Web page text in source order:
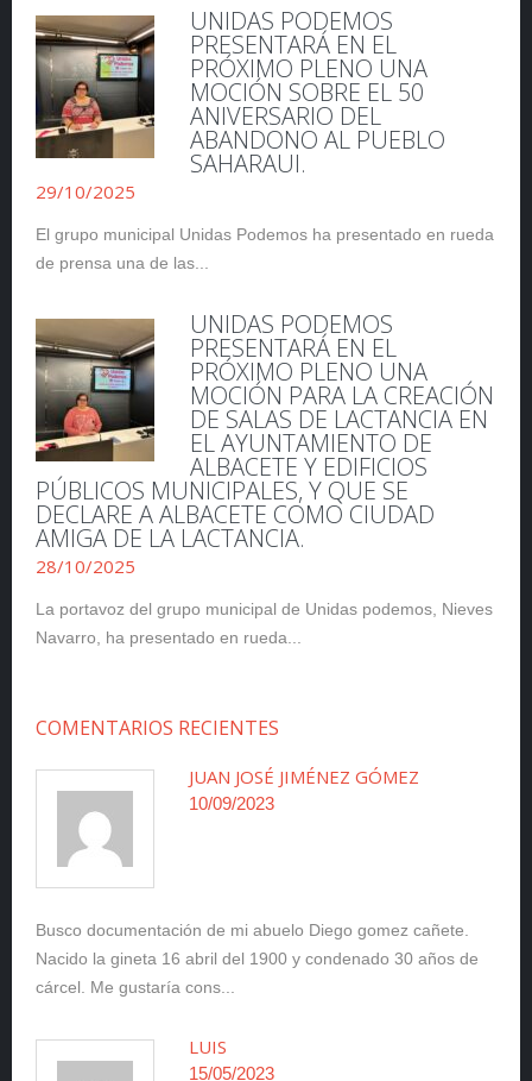
UNIDAS PODEMOS
PRESENTARÁ EN EL
PRÓXIMO PLENO UNA
MOCIÓN SOBRE EL 50
ANIVERSARIO DEL
ABANDONO AL PUEBLO
SAHARAUI.
29/10/2025
El grupo municipal Unidas Podemos ha presentado en rueda
de prensa una de las...
UNIDAS PODEMOS
PRESENTARÁ EN EL
PRÓXIMO PLENO UNA
MOCIÓN PARA LA CREACIÓN
DE SALAS DE LACTANCIA EN
EL AYUNTAMIENTO DE
ALBACETE Y EDIFICIOS
PÚBLICOS MUNICIPALES, Y QUE SE
DECLARE A ALBACETE COMO CIUDAD
AMIGA DE LA LACTANCIA.
28/10/2025
La portavoz del grupo municipal de Unidas podemos, Nieves
Navarro, ha presentado en rueda...
COMENTARIOS RECIENTES
JUAN JOSÉ JIMÉNEZ GÓMEZ
10/09/2023
Busco documentación de mi abuelo Diego gomez cañete.
Nacido la gineta 16 abril del 1900 y condenado 30 años de
cárcel. Me gustaría cons...
LUIS
15/05/2023